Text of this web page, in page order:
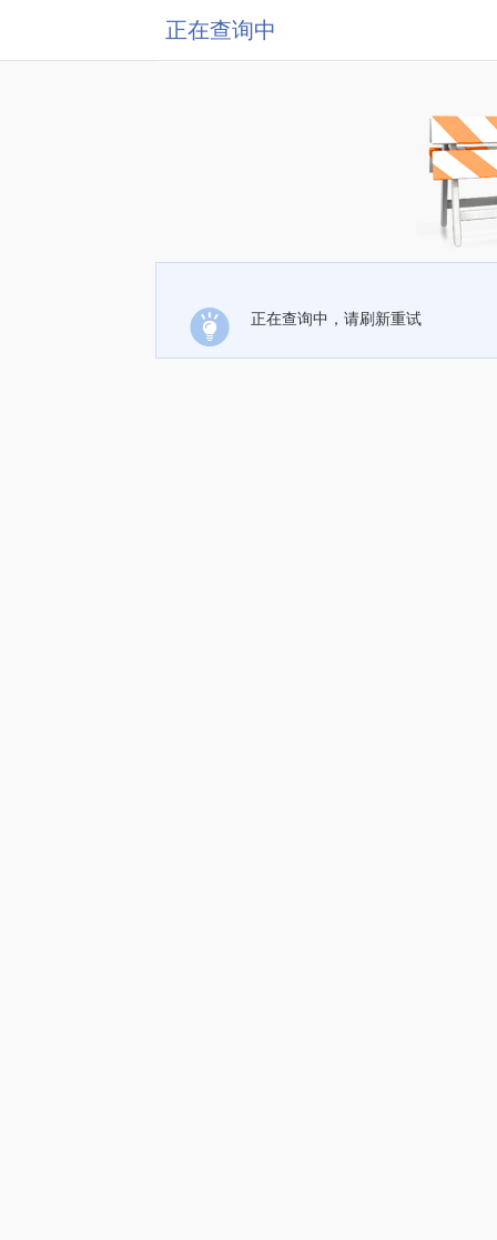
正在查询中
正在查询中，请刷新重试